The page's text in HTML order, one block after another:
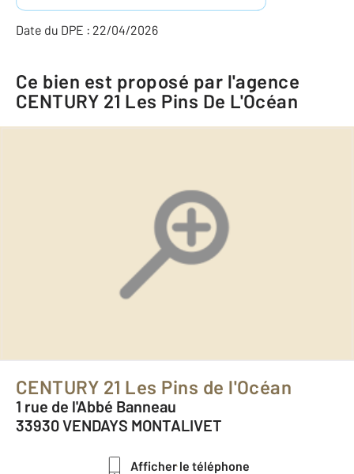
Date du DPE : 22/04/2026
Ce bien est proposé par l'agence
CENTURY 21 Les Pins De L'Océan
CENTURY 21 Les Pins de l'Océan
1 rue de l'Abbé Banneau
33930 VENDAYS MONTALIVET
Afficher le téléphone